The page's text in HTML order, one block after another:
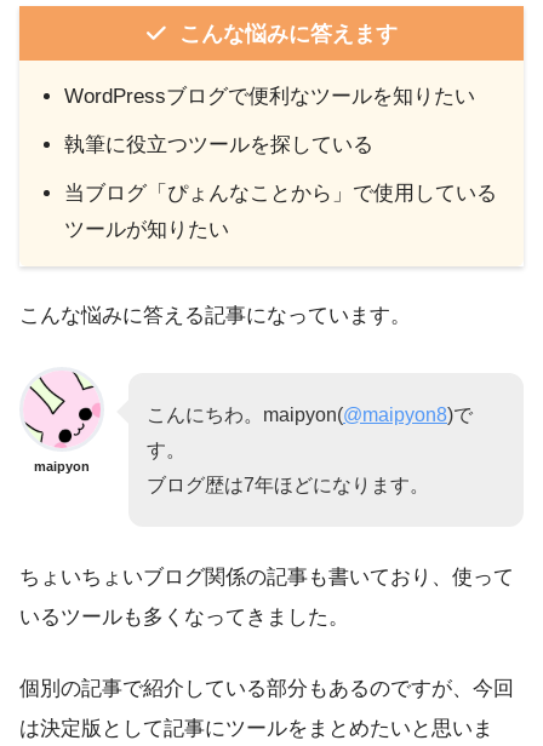
こんな悩みに答えます
WordPressブログで便利なツールを知りたい
執筆に役立つツールを探している
当ブログ「ぴょんなことから」で使用している
ツールが知りたい
こんな悩みに答える記事になっています。
maipyon
こんにちわ。maipyon(@maipyon8)で
す。
ブログ歴は7年ほどになります。
ちょいちょいブログ関係の記事も書いており、使って
いるツールも多くなってきました。
個別の記事で紹介している部分もあるのですが、今回
は決定版として記事にツールをまとめたいと思いま